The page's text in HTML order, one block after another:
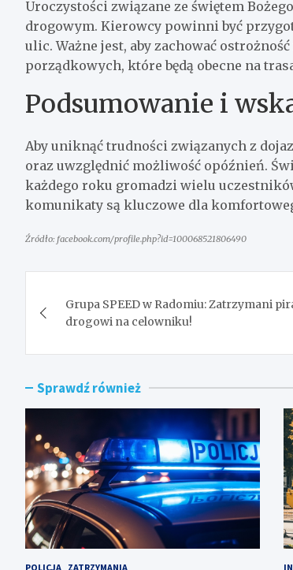
Uroczystości związane ze świętem
drogowym. Kierowcy powinni być
ulic. Ważne jest, aby zachować
porządkowych, które będą obecne na
Podsumowanie i
Aby uniknąć trudności związanych z
oraz uwzględnić możliwość opóźnień.
każdego roku gromadzi wielu
komunikaty są kluczowe dla
Źródło: facebook.com/profile.php?id=100068521806490
wpisu
Grupa SPEED w Radomiu: Zatrzymani
drogowi na celowniku!
Sprawdź również
POLICJA ZATRZYMANIA